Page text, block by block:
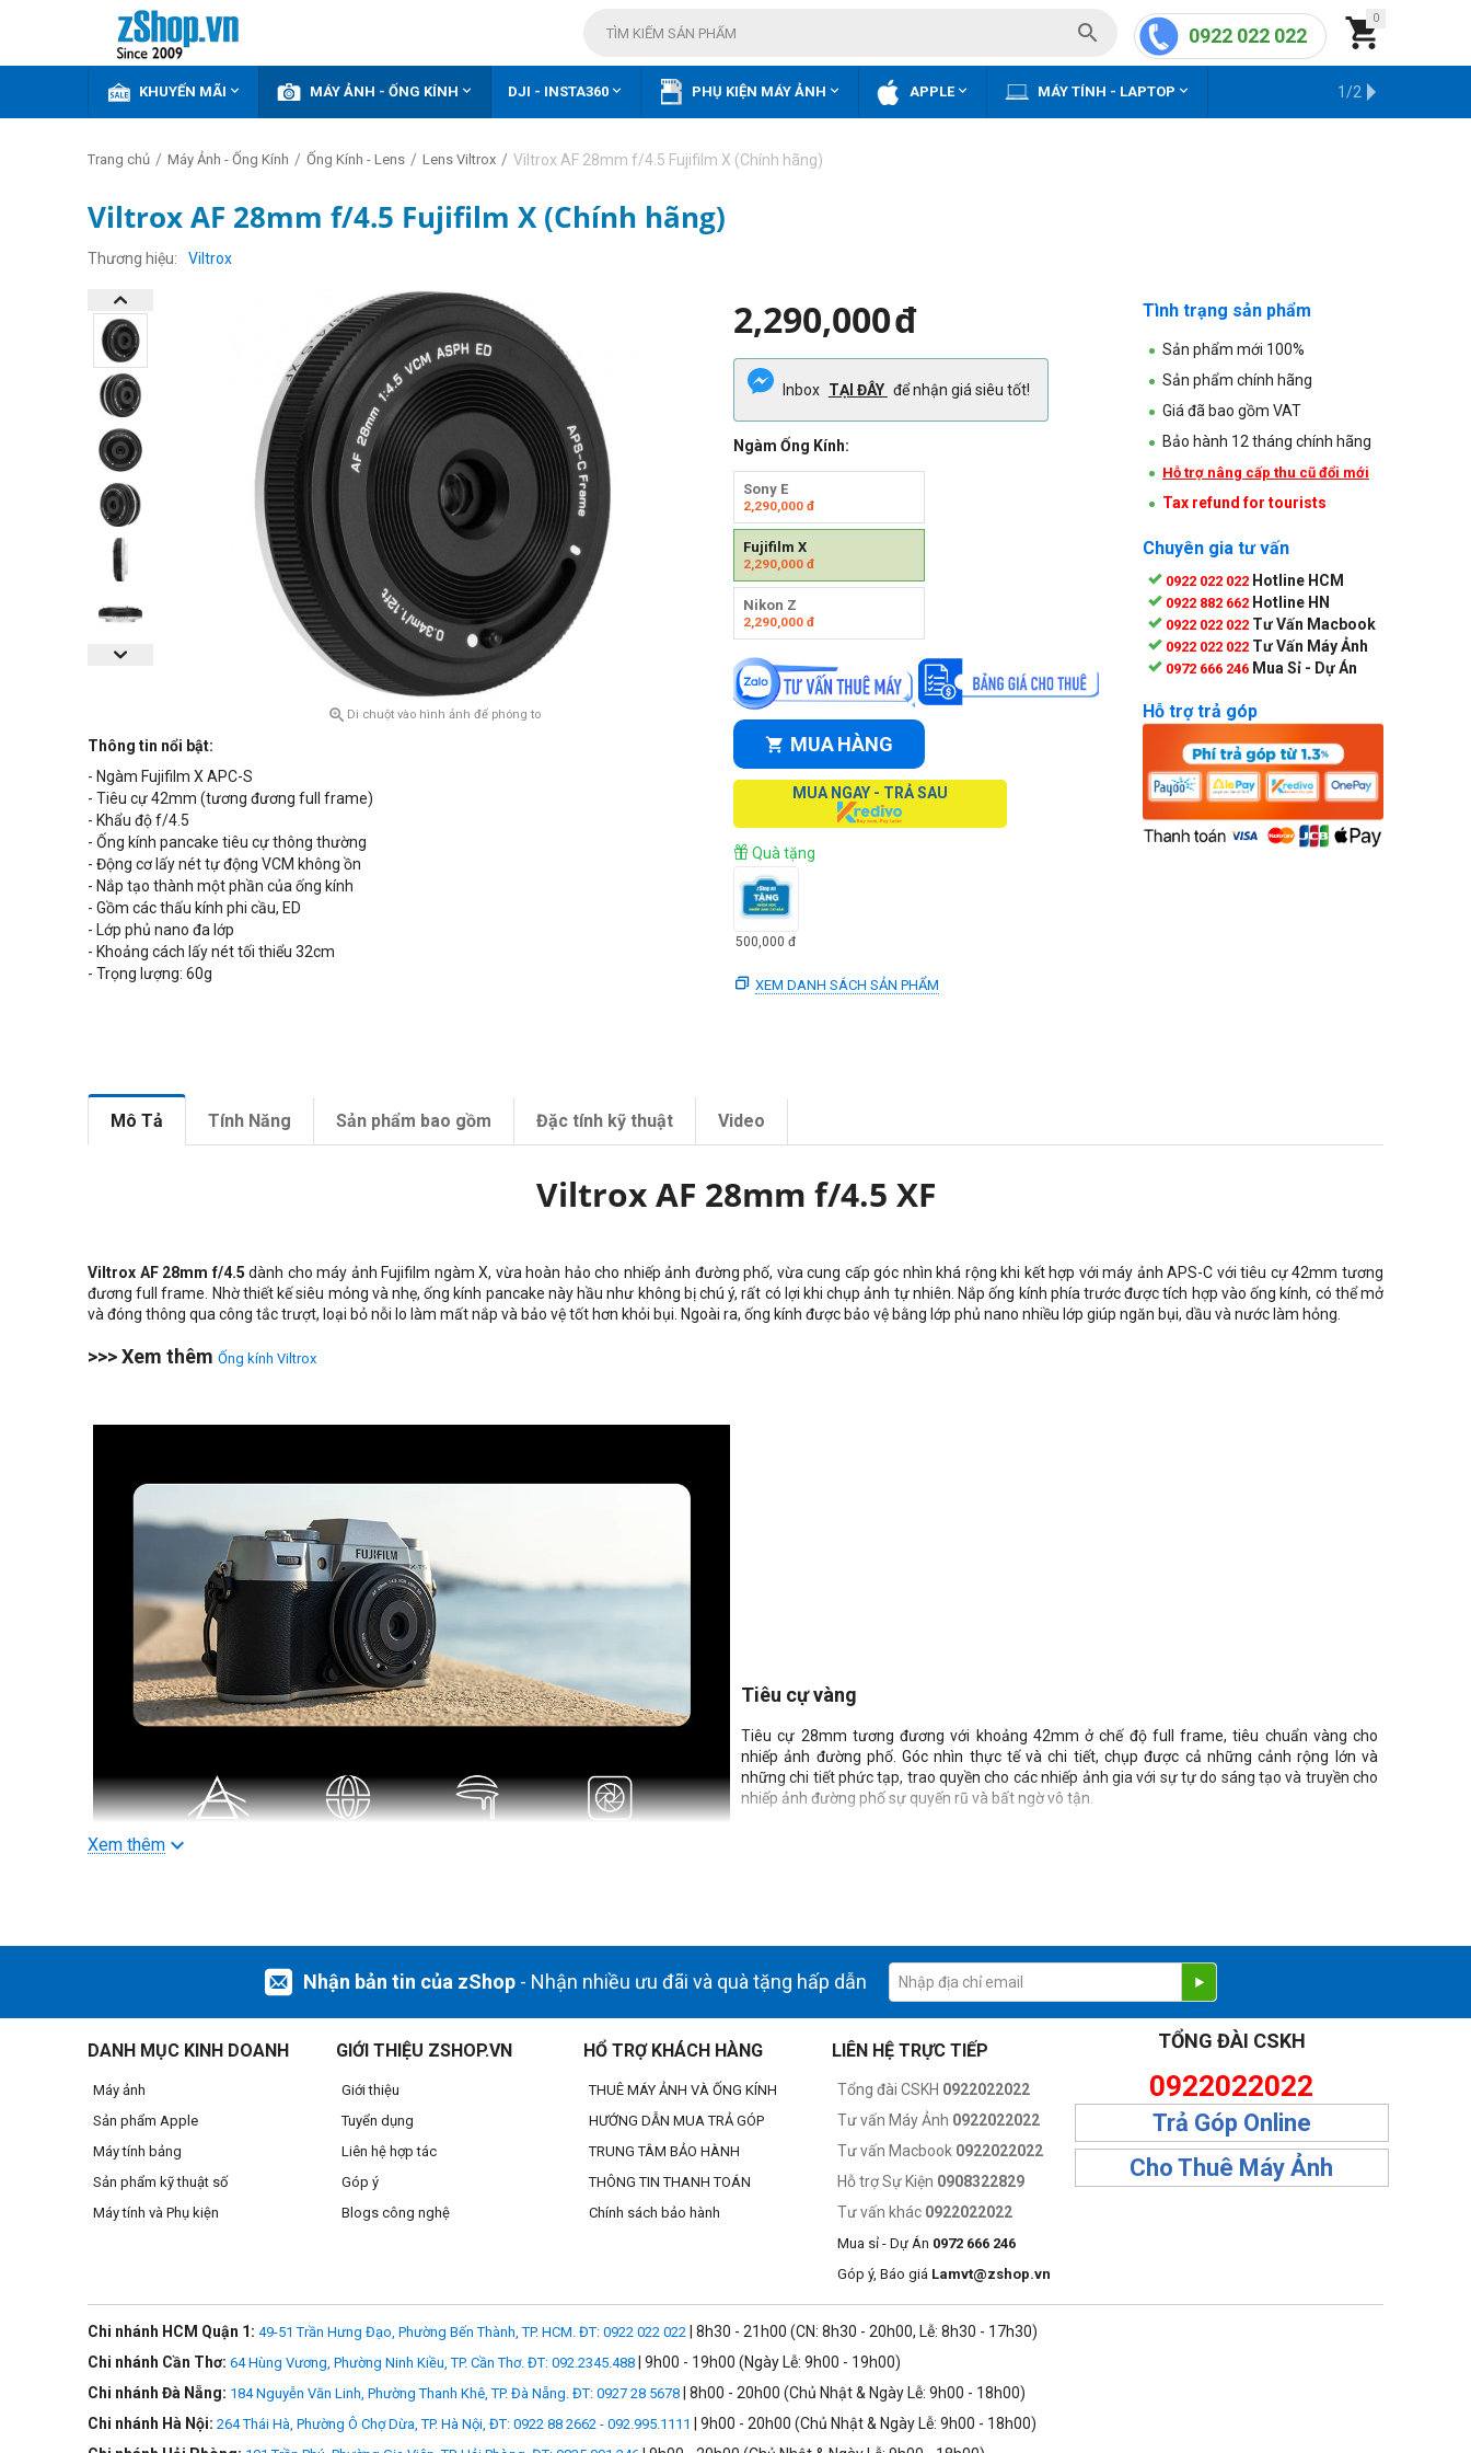
0

0922 022 022

KHUYẾN MÃI  MÁY ẢNH - ỐNG KÍNH  DJI - INSTA360  PHỤ KIỆN MÁY ẢNH  APPLE MÁY TÍNH - LAPTOP  KHO HÀNG CŨ
1/2
Trang chủ / Máy Ảnh - Ống Kính / Ống Kính - Lens / Lens Viltrox / Viltrox AF 28mm f/4.5 Fujifilm X (Chính hãng)
Viltrox AF 28mm f/4.5 Fujifilm X (Chính hãng)
Thương hiệu Viltrox
 Di chuột vào hình ảnh để phóng to
Thông tin nổi bật:
- Ngàm Fujifilm X APC-S
- Tiêu cự 42mm (tương đương full frame)
- Khẩu độ f/4.5
- Ống kính pancake tiêu cự thông thường
- Động cơ lấy nét tự động VCM không ồn
- Nắp tạo thành một phần của ống kính
- Gồm các thấu kính phi cầu, ED
- Lớp phủ nano đa lớp
- Khoảng cách lấy nét tối thiểu 32cm
- Trọng lượng: 60g
2,290,000đ
Inbox TẠI ĐÂY để nhận giá siêu tốt!
Ngàm Ống Kính:
Sony E
2,290,000đ
Fujifilm X
2,290,000đ
Nikon Z
2,290,000đ
MUA HÀNG
MUA NGAY - TRẢ SAU
Quà tặng
500,000 đ
XEM DANH SÁCH SẢN PHẨM
Tình trạng sản phẩm
Sản phẩm mới 100%
Sản phẩm chính hãng
Giá đã bao gồm VAT
Bảo hành 12 tháng chính hãng
Hỗ trợ nâng cấp thu cũ đổi mới
Tax refund for tourists
Chuyên gia tư vấn
0922 022 022 Hotline HCM
0922 882 662 Hotline HN
0922 022 022 Tư Vấn Macbook
0922 022 022 Tư Vấn Máy Ảnh
0972 666 246 Mua Sỉ - Dự Án
Hỗ trợ trả góp
Mô Tả Tính Năng Sản phẩm bao gồm Đặc tính kỹ thuật Video
Viltrox AF 28mm f/4.5 XF
Viltrox AF 28mm f/4.5 dành cho máy ảnh Fujifilm ngàm X, vừa hoàn hảo cho nhiếp ảnh đường phố, vừa cung cấp góc nhìn khá rộng khi kết hợp với máy ảnh APS-C với tiêu cự 42mm tương
đương full frame. Nhờ thiết kế siêu mỏng và nhẹ, ống kính pancake này hầu như không bị chú ý, rất có lợi khi chụp ảnh tự nhiên. Nắp ống kính phía trước được tích hợp vào ống kính, có thể mở
và đóng thông qua công tắc trượt, loại bỏ nỗi lo làm mất nắp và bảo vệ tốt hơn khỏi bụi. Ngoài ra, ống kính được bảo vệ bằng lớp phủ nano nhiều lớp giúp ngăn bụi, dầu và nước làm hỏng.
>>> Xem thêm Ống kính Viltrox
Tiêu cự vàng
Tiêu cự 28mm tương đương với khoảng 42mm ở chế độ full frame, tiêu chuẩn vàng cho
nhiếp ảnh đường phố. Góc nhìn thực tế và chi tiết, chụp được cả những cảnh rộng lớn và
những chi tiết phức tạp, trao quyền cho các nhiếp ảnh gia với sự tự do sáng tạo và truyền cho
nhiếp ảnh đường phố sự quyến rũ và bất ngờ vô tận.
Giữ nguyên nét cuốn hút của Fujifilm
Hình ảnh lấy cảm hứng từ phim, không cần chỉnh sửa. Các chế độ giả lập phim đặc trưng của
Fujifilm kết hợp với ống kính AF 28mm f/4.5 XF. Ghi lại những khoảnh khắc thoáng qua với
niềm vui thuần khiết.
Xem thêm
Nhận bản tin của zShop - Nhận nhiều ưu đãi và quà tặng hấp dẫn
DANH MỤC KINH DOANH
Máy ảnh
Sản phẩm Apple
Máy tính bảng
Sản phẩm kỹ thuật số
Máy tính và Phụ kiện
GIỚI THIỆU ZSHOP.VN
Giới thiệu
Tuyển dụng
Liên hệ hợp tác
Góp ý
Blogs công nghệ
HỔ TRỢ KHÁCH HÀNG
THUÊ MÁY ẢNH VÀ ỐNG KÍNH
HƯỚNG DẪN MUA TRẢ GÓP
TRUNG TÂM BẢO HÀNH
THÔNG TIN THANH TOÁN
Chính sách bảo hành
LIÊN HỆ TRỰC TIẾP
Tổng đài CSKH 0922022022
Tư vấn Máy Ảnh 0922022022
Tư vấn Macbook 0922022022
Hỗ trợ Sự Kiện 0908322829
Tư vấn khác 0922022022
Mua sỉ - Dự Án 0972 666 246
Góp ý, Báo giá Lamvt@zshop.vn
TỔNG ĐÀI CSKH
0922022022
Trả Góp Online
Cho Thuê Máy Ảnh
Chi nhánh HCM Quận 1: 49-51 Trần Hưng Đạo, Phường Bến Thành, TP. HCM. ĐT: 0922 022 022 | 8h30 - 21h00 (CN: 8h30 - 20h00, Lễ: 8h30 - 17h30)
Chi nhánh Cần Thơ: 64 Hùng Vương, Phường Ninh Kiều, TP. Cần Thơ. ĐT: 092.2345.488 | 9h00 - 19h00 (Ngày Lễ: 9h00 - 19h00)
Chi nhánh Đà Nẵng: 184 Nguyễn Văn Linh, Phường Thanh Khê, TP. Đà Nẵng. ĐT: 0927 28 5678 | 8h00 - 20h00 (Chủ Nhật & Ngày Lễ: 9h00 - 18h00)
Chi nhánh Hà Nội: 264 Thái Hà, Phường Ô Chợ Dừa, TP. Hà Nội, ĐT: 0922 88 2662 - 092.995.1111
| 9h00 - 20h00 (Chủ Nhật & Ngày Lễ: 9h00 - 18h00)